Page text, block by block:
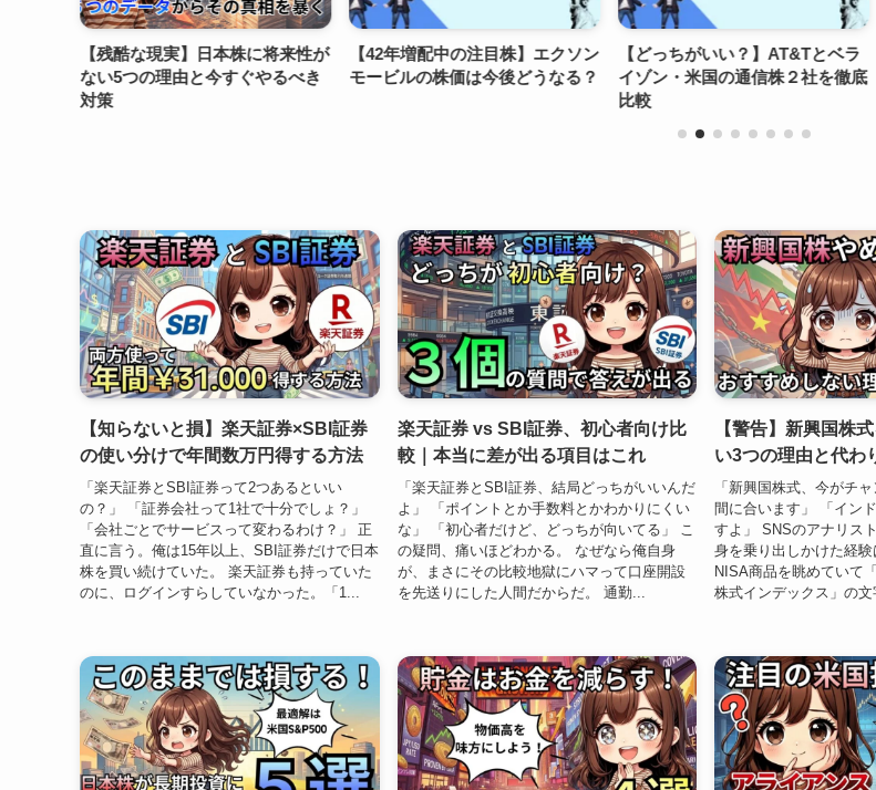
【残酷な現実】日本株に将来性が
ない5つの理由と今すぐやるべき
対策
【42年増配中の注目株】エクソン
モービルの株価は今後どうなる？
【どっちがいい？】AT&Tとベラ
イゾン・米国の通信株２社を徹底
比較
【知らないと損】楽天証券×SBI証券
の使い分けで年間数万円得する方法
「楽天証券とSBI証券って2つあるといい
の？」 「証券会社って1社で十分でしょ？」
「会社ごとでサービスって変わるわけ？」 正
直に言う。俺は15年以上、SBI証券だけで日本
株を買い続けていた。 楽天証券も持っていた
のに、ログインすらしていなかった。「1...
楽天証券 vs SBI証券、初心者向け比
較｜本当に差が出る項目はこれ
「楽天証券とSBI証券、結局どっちがいいんだ
よ」 「ポイントとか手数料とかわかりにくい
な」 「初心者だけど、どっちが向いてる」 こ
の疑問、痛いほどわかる。 なぜなら俺自身
が、まさにその比較地獄にハマって口座開設
を先送りにした人間だからだ。 通勤...
【警告】新興国株
い3つの理由と代わ
「新興国株式、今がチ
間に合います」 「イン
すよ」 SNSのアナリス
身を乗り出しかけた経
NISA商品を眺めていて
株式インデックス」の文